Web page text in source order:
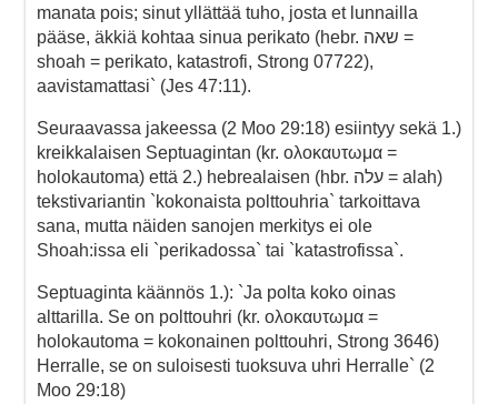
manata pois; sinut yllättää tuho, josta et lunnailla
pääse, äkkiä kohtaa sinua perikato (hebr. שאה =
shoah = perikato, katastrofi, Strong 07722),
aavistamattasi` (Jes 47:11).
Seuraavassa jakeessa (2 Moo 29:18) esiintyy sekä 1.)
kreikkalaisen Septuagintan (kr. ολοκαυτωμα =
holokautoma) että 2.) hebrealaisen (hbr. עלה = alah)
tekstivariantin `kokonaista polttouhria` tarkoittava
sana, mutta näiden sanojen merkitys ei ole
Shoah:issa eli `perikadossa` tai `katastrofissa`.
Septuaginta käännös 1.): `Ja polta koko oinas
alttarilla. Se on polttouhri (kr. ολοκαυτωμα =
holokautoma = kokonainen polttouhri, Strong 3646)
Herralle, se on suloisesti tuoksuva uhri Herralle` (2
Moo 29:18)